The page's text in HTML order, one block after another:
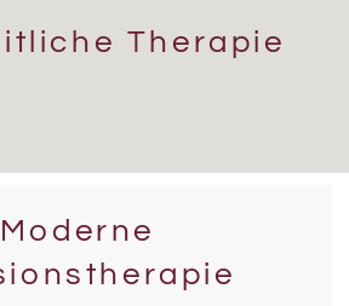
Therapie
Moderne